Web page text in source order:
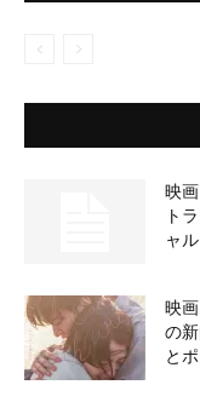
映
ト
ャ
映
の
と